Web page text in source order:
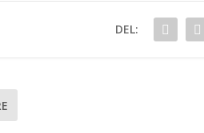
DEL: